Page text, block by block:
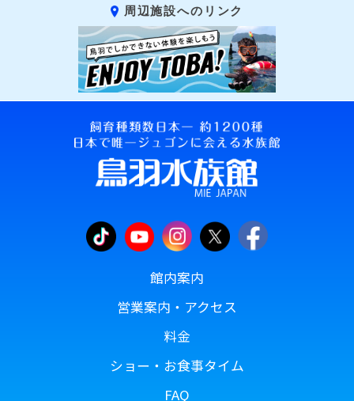
周辺施設へのリンク
館内案内
営業案内・アクセス
料金
ショー・お食事タイム
FAQ